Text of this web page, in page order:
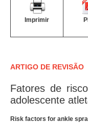
Imprimir
ARTIGO DE REVISÃO
Fatores de
adolescente
Risk factors for ankle